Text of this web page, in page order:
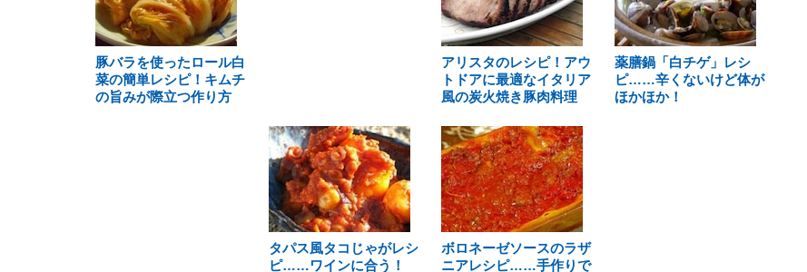
豚バラを使ったロール白
菜の簡単レシピ！キムチ
の旨みが際立つ作り方
アリスタのレシピ！アウ
トドアに最適なイタリア
風の炭火焼き豚肉料理
薬膳鍋「白チゲ」レシ
ピ……辛くないけど体が
ほかほか！
タパス風タコじゃがレシ
ピ……ワインに合う！
ボロネーゼソースのラザ
ニアレシピ……手作りで